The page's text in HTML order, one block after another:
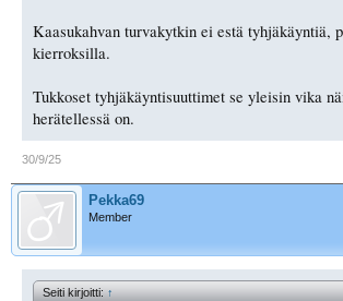
Kaasukahvan turvakytkin ei estä tyhjäkäyntiä,
kierroksilla.
Tukkoset tyhjäkäyntisuuttimet se yleisin vika
herätellessä on.
30/9/25
Pekka69
Member
Seiti kirjoitti:↑